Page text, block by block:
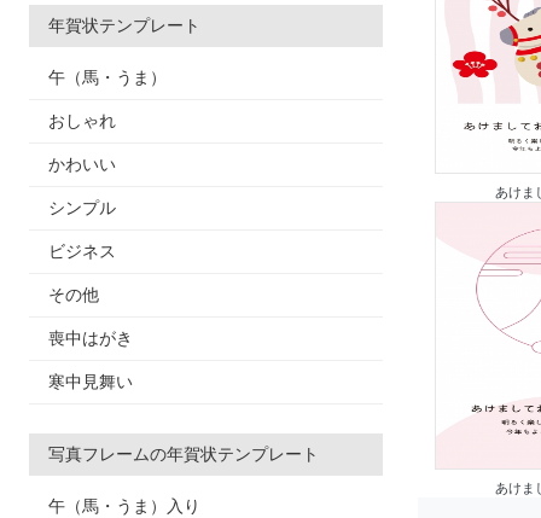
年賀状テンプレート
午（馬・うま）
おしゃれ
かわいい
シンプル
ビジネス
その他
喪中はがき
寒中見舞い
写真フレームの年賀状テンプレート
午（馬・うま）入り
あけま
あけま